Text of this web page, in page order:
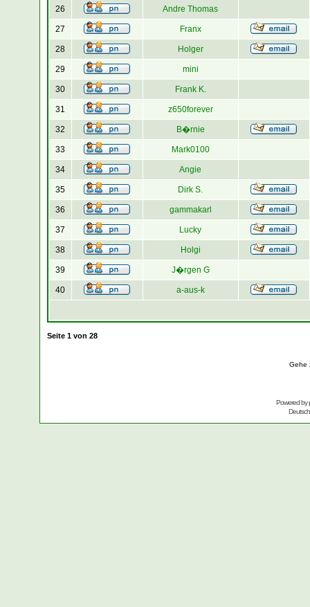
26 Andre Thomas
27 Franx
28 Holger
29 mini
30 Frank K.
31 z650forever
32 B�rnie
33 Mark0100
34 Angie
35 Dirk S.
36 gammakarl
37 Lucky
38 Holgi
39 J�rgen G
40 a-aus-k
Seite 1von 28
Gehe
Powered by